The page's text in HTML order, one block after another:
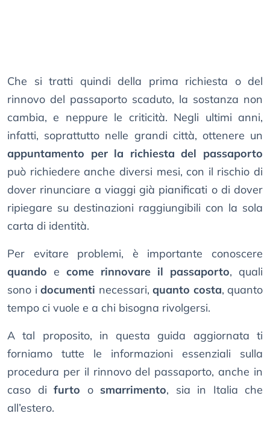
Che si tratti quindi della prima richiesta o del
rinnovo del passaporto scaduto, la sostanza non
cambia, e neppure le criticità. Negli ultimi anni,
infatti, soprattutto nelle grandi città, ottenere un
appuntamento per la richiesta del passaporto
può richiedere anche diversi mesi, con il rischio di
dover rinunciare a viaggi già pianificati o di dover
ripiegare su destinazioni raggiungibili con la sola
carta di identità.
Per evitare problemi, è importante conoscere
quando e come rinnovare il passaporto, quali
sono i documenti necessari, quanto costa, quanto
tempo ci vuole e a chi bisogna rivolgersi.
A tal proposito, in questa guida aggiornata ti
forniamo tutte le informazioni essenziali sulla
procedura per il rinnovo del passaporto, anche in
caso di furto o smarrimento, sia in Italia che
all’estero.